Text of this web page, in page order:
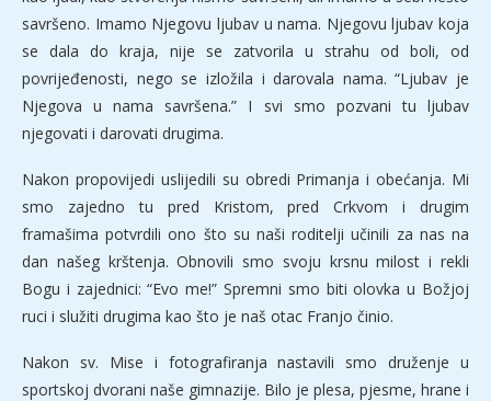
savršeno. Imamo Njegovu ljubav u nama. Njegovu ljubav koja
se dala do kraja, nije se zatvorila u strahu od boli, od
povrijeđenosti, nego se izložila i darovala nama. “Ljubav je
Njegova u nama savršena.” I svi smo pozvani tu ljubav
njegovati i darovati drugima.
Nakon propovijedi uslijedili su obredi Primanja i obećanja. Mi
smo zajedno tu pred Kristom, pred Crkvom i drugim
framašima potvrdili ono što su naši roditelji učinili za nas na
dan našeg krštenja. Obnovili smo svoju krsnu milost i rekli
Bogu i zajednici: “Evo me!” Spremni smo biti olovka u Božjoj
ruci i služiti drugima kao što je naš otac Franjo činio.
Nakon sv. Mise i fotografiranja nastavili smo druženje u
sportskoj dvorani naše gimnazije. Bilo je plesa, pjesme, hrane i